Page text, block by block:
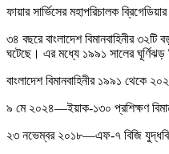
ফায়ার সার্ভিসের মহাপরিচালক
৩৪ বছরে বাংলাদেশ বিমানবাহিনীর
ঘটেছে। এর মধ্যে ১৯৯১ সালের ঘূর্ণিঝড়
বাংলাদেশ বিমানবাহিনীর ১৯৯১ থেকে
৯ মে ২০২৪—ইয়াক-১৩০ প্রশিক্ষণ
২৩ নভেম্বর ২০১৮—এফ-৭ বিজি